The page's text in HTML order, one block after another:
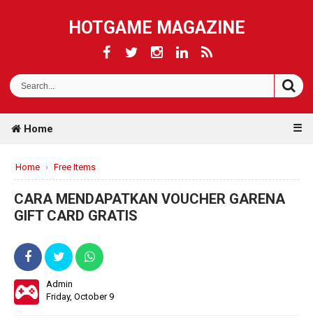
HOTGAME MAGAZINE
Home ☰
Home › Free Items
CARA MENDAPATKAN VOUCHER GARENA
GIFT CARD GRATIS
Admin
Friday, October 9